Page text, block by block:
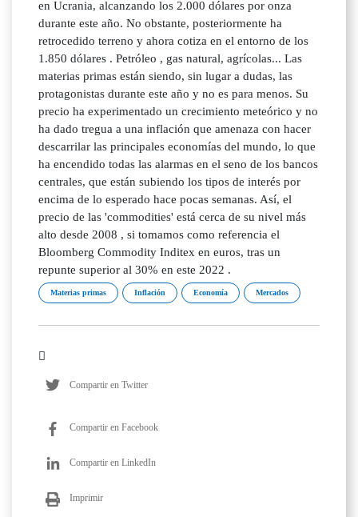
Materias primas Inflación Economía Mercados
Compartir en Twitter
Compartir en Facebook
Compartir en LinkedIn
Imprimir